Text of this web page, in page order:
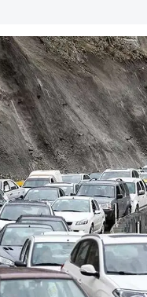
از جزییات بدرقه آقای
تاریخ قم